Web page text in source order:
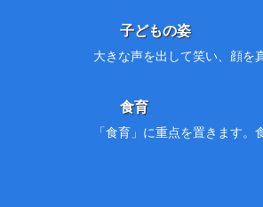
子どもの姿
大きな声を出して笑い、顔を
食育
「食育」に重点を置きます